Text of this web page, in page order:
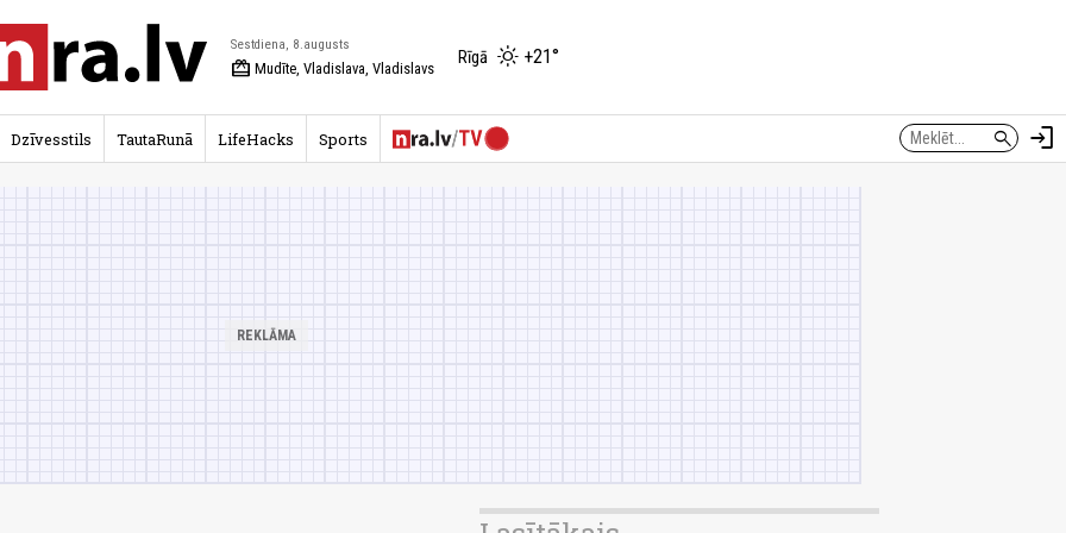
Sestdiena, 8.augusts
redeem Mudīte, Vladislava, Vladislavs
Rīgā +21°
search login
Dzīvesstils TautaRunā LifeHacks Sports